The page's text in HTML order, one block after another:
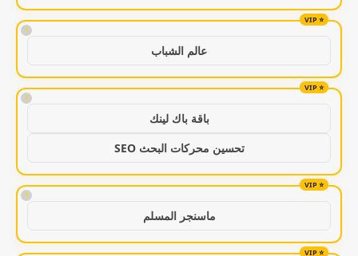
!
عالم الشباب
!
باقة باك لينك
تحسين محركات البحث SEO
!
ماسنجر المسلم